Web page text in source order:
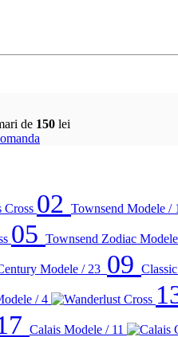
de 150 lei
02 Townsend Modele /
05 Townsend Zodiac
Modele / 23 09
/ 4
Calais Modele / 11